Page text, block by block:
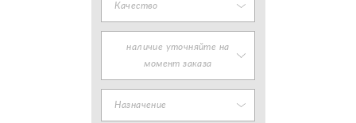
Качество
наличие уточняйте на
момент заказа
Назначение